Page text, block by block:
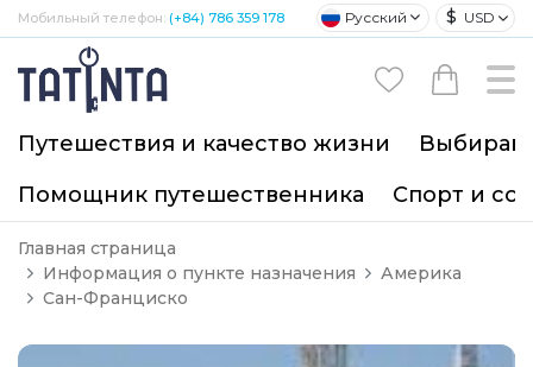
Мобильный телефон: (+84) 786 359 178 Русский $ USD
Путешествия и качество жизни
Помощник путешественника
Спорт и
Главная страница
Информация о пункте назначения
Америка
Сан-Франциско